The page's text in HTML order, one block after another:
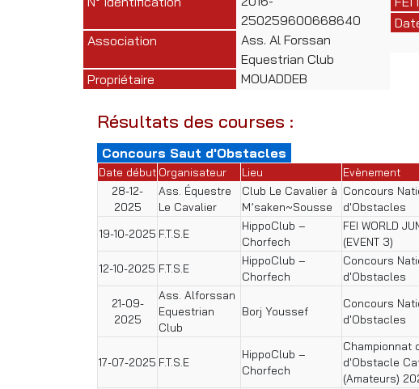
250259600668640
Association
Ass. Al Forssan
Equestrian Club
Propriétaire
MOUADDEB
Résultats des courses :
Concours Saut d'Obstacles
Date début Organisateur Lieu Evènement
28-12-
2025
Ass. Équestre
Le Cavalier
Club Le Cavalier à
M’saken~Sousse
Concours
d'Obstacles
19-10-2025 F.T.S.E
HippoClub –
Chorfech
FEI WORLD
(EVENT 3)
12-10-2025 F.T.S.E
HippoClub –
Chorfech
Concours
d'Obstacles
21-09-
2025
Ass. Alforssan
Equestrian
Club
Borj Youssef
Concours
d'Obstacles
17-07-2025 F.T.S.E
HippoClub –
Chorfech
Championnat
d'Obstacle
(Amateurs)